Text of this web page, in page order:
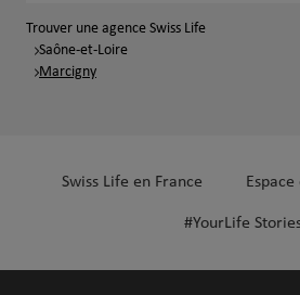
Trouver une agence Swiss Life
Saône-et-Loire
Marcigny
Swiss Life en France
#YourLife